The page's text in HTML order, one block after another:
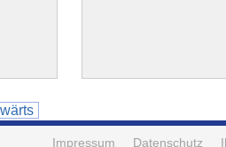
Datenschutz
Impressum